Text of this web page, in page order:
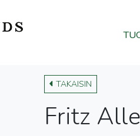
TAKAISIN
Fritz